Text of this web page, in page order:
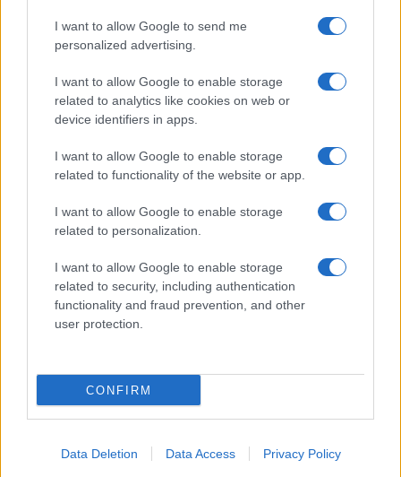
I want to allow Google to send me
personalized advertising.
I want to allow Google to enable storage
related to analytics like cookies on web or
device identifiers in apps.
I want to allow Google to enable storage
related to functionality of the website or app.
I want to allow Google to enable storage
related to personalization.
I want to allow Google to enable storage
related to security, including authentication
functionality and fraud prevention, and other
user protection.
CONFIRM
Data Deletion Data Access Privacy Policy